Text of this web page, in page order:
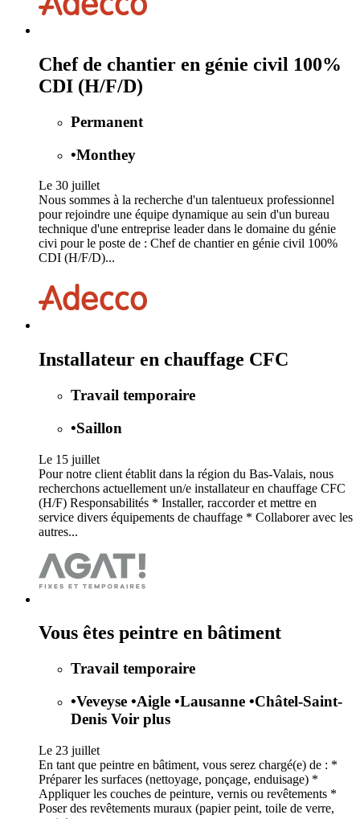
Chef de chantier en génie civil 100%
CDI (H/F/D)
Permanent
•Monthey
Le 30 juillet
Nous sommes à la recherche d'un talentueux professionnel
pour rejoindre une équipe dynamique au sein d'un bureau
technique d'une entreprise leader dans le domaine du génie
civi pour le poste de : Chef de chantier en génie civil 100%
CDI (H/F/D)...
Installateur en chauffage CFC
Travail temporaire
•Saillon
Le 15 juillet
Pour notre client établit dans la région du Bas-Valais, nous
recherchons actuellement un/e installateur en chauffage CFC
(H/F) Responsabilités * Installer, raccorder et mettre en
service divers équipements de chauffage * Collaborer avec les
autres...
Vous êtes peintre en bâtiment
Travail temporaire
•Veveyse •Aigle •Lausanne •Châtel-Saint-
Denis Voir plus
Le 23 juillet
En tant que peintre en bâtiment, vous serez chargé(e) de : *
Préparer les surfaces (nettoyage, ponçage, enduisage) *
Appliquer les couches de peinture, vernis ou revêtements *
Poser des revêtements muraux (papier peint, toile de verre,